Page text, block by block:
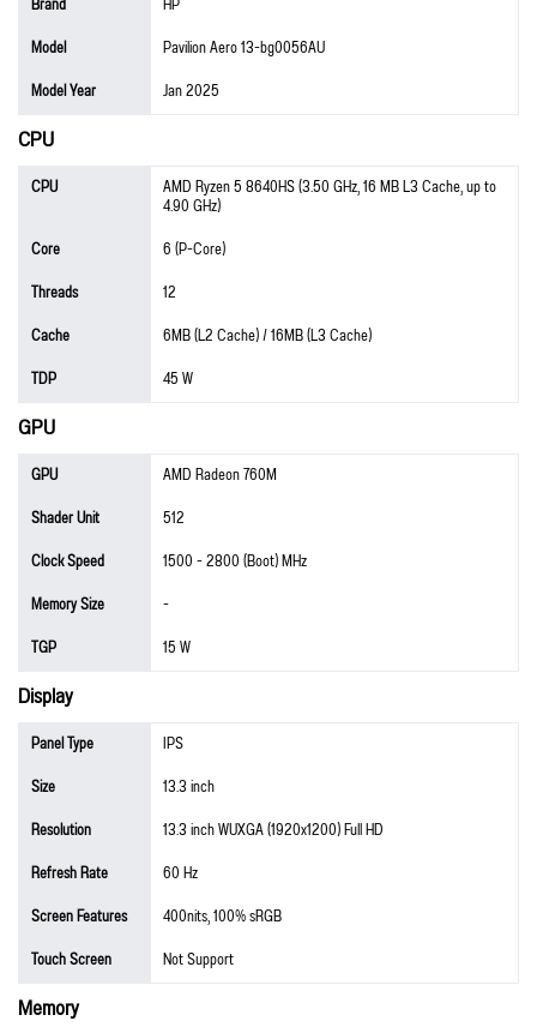
Model
Pavilion Aero 13-bg0056AU
Model Year
Jan 2025
CPU
CPU AMD Ryzen 5 8640HS (3.50 GHz, 16 MB L3 Cache, up to
4.90 GHz)
Core
6 (P-Core)
Threads
12
Cache
6MB (L2 Cache) / 16MB (L3 Cache)
TDP
45 W
GPU
GPU
AMD Radeon 760M
Shader Unit
512
Clock Speed
1500 - 2800 (Boot) MHz
Memory Size
-
TGP
15 W
Display
Panel Type
IPS
Size
13.3 inch
Resolution
13.3 inch WUXGA (1920x1200) Full HD
Refresh Rate
60 Hz
Screen Features
400nits, 100% sRGB
Touch Screen
Not Support
Memory